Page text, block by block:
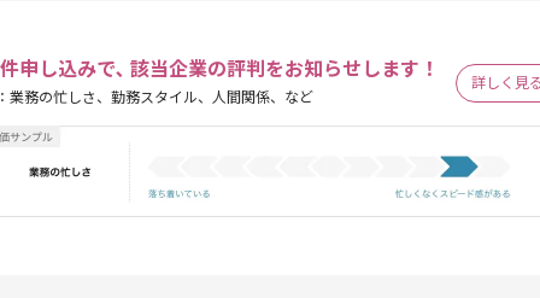
申し込みで､ 該当企業の評判をお知らせします！
業務の忙しさ、勤務スタイル、人間関係、など
詳しく見